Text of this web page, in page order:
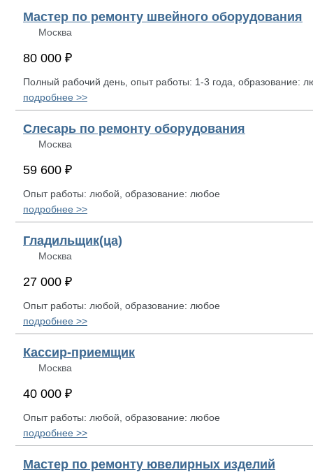
Мастер по ремонту швейного оборудования
Москва
80 000 ₽
Полный рабочий день, опыт работы: 1-3 года, образование:
подробнее >>
Слесарь по ремонту оборудования
Москва
59 600 ₽
Опыт работы: любой, образование: любое
подробнее >>
Гладильщик(ца)
Москва
27 000 ₽
Опыт работы: любой, образование: любое
подробнее >>
Кассир-приемщик
Москва
40 000 ₽
Опыт работы: любой, образование: любое
подробнее >>
Мастер по ремонту ювелирных изделий